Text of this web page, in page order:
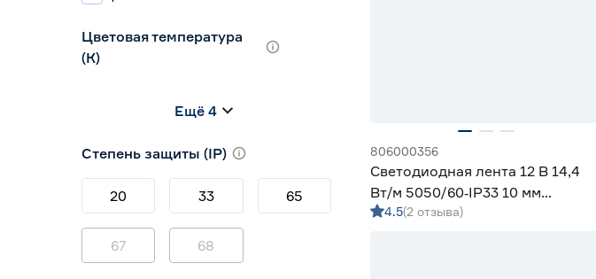
Цветовая температура
(К)
2700-3000 (теплый)
3800-4200 (дневной)
4000 (нейтральный)
0
Ещё 4
Степень защиты (IP)
20 33 65
67 68
806000356
Светодиодная лента 12 В 14,4
Вт/м 5050/60‑IP33 10 мм
мультиколор 5 м Geniled
4.5(2 отзыва)